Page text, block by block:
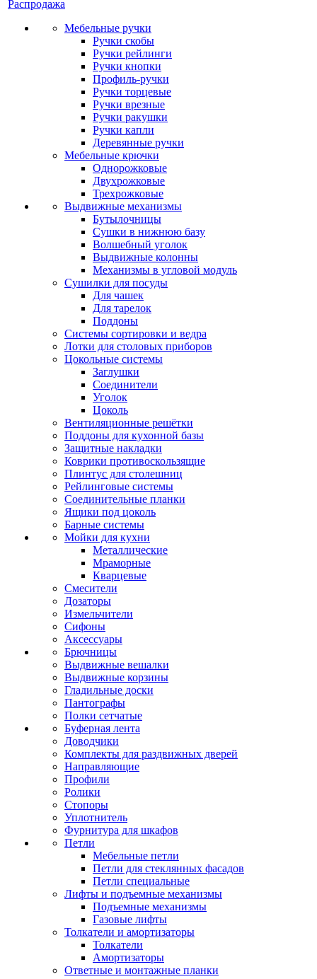
Распродажа
Мебельные ручки
Ручки скобы
Ручки рейлинги
Ручки кнопки
Профиль-ручки
Ручки торцевые
Ручки врезные
Ручки ракушки
Ручки капли
Деревянные ручки
Мебельные крючки
Однорожковые
Двухрожковые
Трехрожковые
Выдвижные механизмы
Бутылочницы
Сушки в нижнюю базу
Волшебный уголок
Выдвижные колонны
Механизмы в угловой модуль
Сушилки для посуды
Для чашек
Для тарелок
Поддоны
Системы сортировки и ведра
Лотки для столовых приборов
Цокольные системы
Заглушки
Соединители
Уголок
Цоколь
Вентиляционные решётки
Поддоны для кухонной базы
Защитные накладки
Коврики противоскользящие
Плинтус для столешниц
Рейлинговые системы
Соединительные планки
Ящики под цоколь
Барные системы
Мойки для кухни
Металлические
Мраморные
Кварцевые
Смесители
Дозаторы
Измельчители
Сифоны
Аксессуары
Брючницы
Выдвижные вешалки
Выдвижные корзины
Гладильные доски
Пантографы
Полки сетчатые
Буферная лента
Доводчики
Комплекты для раздвижных дверей
Направляющие
Профили
Ролики
Стопоры
Уплотнитель
Фурнитура для шкафов
Петли
Мебельные петли
Петли для стеклянных фасадов
Петли специальные
Лифты и подъемные механизмы
Подъемные механизмы
Газовые лифты
Толкатели и амортизаторы
Толкатели
Амортизаторы
Ответные и монтажные планки